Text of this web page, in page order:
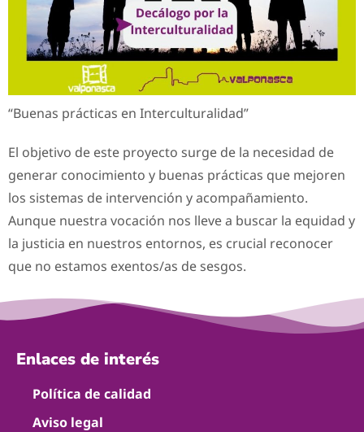
“Buenas prácticas en Interculturalidad”
El objetivo de este proyecto surge de la necesidad de
generar conocimiento y buenas prácticas que mejoren
los sistemas de intervención y acompañamiento.
Aunque nuestra vocación nos lleve a buscar la equidad y
la justicia en nuestros entornos, es crucial reconocer
que no estamos exentos/as de sesgos.
Enlaces de interés
Política de calidad
Aviso legal